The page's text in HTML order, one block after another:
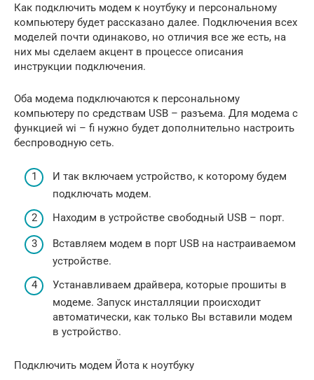
Как подключить модем к ноутбуку и персональному
компьютеру будет рассказано далее. Подключения всех
моделей почти одинаково, но отличия все же есть, на
них мы сделаем акцент в процессе описания
инструкции подключения.
Оба модема подключаются к персональному
компьютеру по средствам USB – разъема. Для модема с
функцией wi – fi нужно будет дополнительно настроить
беспроводную сеть.
И так включаем устройство, к которому будем
подключать модем.
Находим в устройстве свободный USB – порт.
Вставляем модем в порт USB на настраиваемом
устройстве.
Устанавливаем драйвера, которые прошиты в
модеме. Запуск инсталляции происходит
автоматически, как только Вы вставили модем
в устройство.
Подключить модем Йота к ноутбуку